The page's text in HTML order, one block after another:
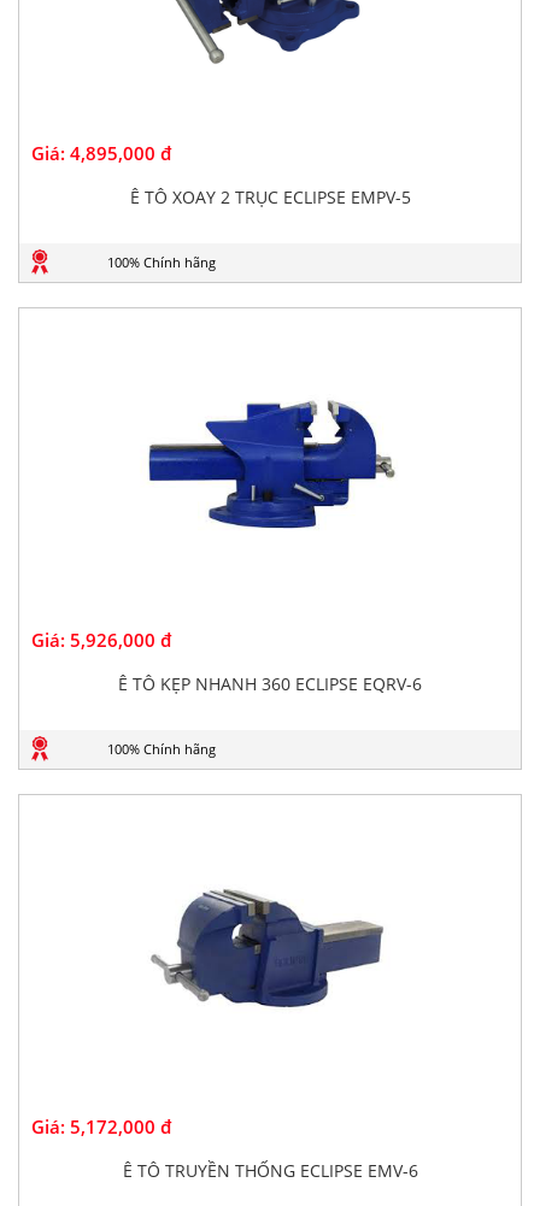
Giá: 4,895,000 đ
Ê TÔ XOAY 2 TRỤC ECLIPSE EMPV-5
100% Chính hãng
Giá: 5,926,000 đ
Ê TÔ KẸP NHANH 360 ECLIPSE EQRV-6
100% Chính hãng
Giá: 5,172,000 đ
Ê TÔ TRUYỀN THỐNG ECLIPSE EMV-6